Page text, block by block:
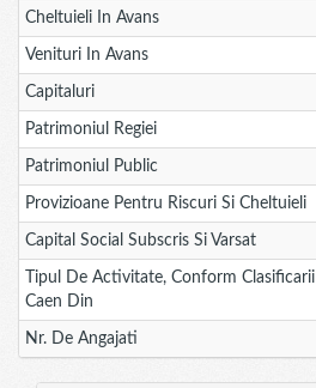
Cheltuieli In Avans
Venituri In Avans
Capitaluri
Patrimoniul Regiei
Patrimoniul Public
Provizioane Pentru Riscuri Si Cheltuieli
Capital Social Subscris Si Varsat
Tipul De Activitate, Conform Clasificarii
Caen Din
Nr. De Angajati